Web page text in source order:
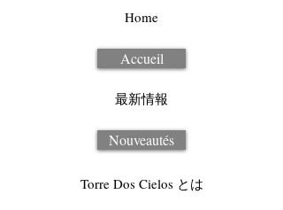
Home
Accueil
最新情報
Nouveautés
Torre Dos Cielos とは